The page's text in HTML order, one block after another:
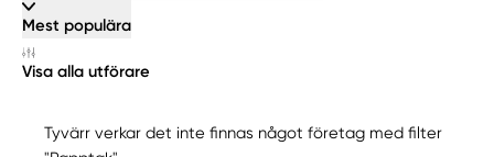
Mest populära
Visa alla utförare
Tyvärr verkar det inte finnas något företag med filter